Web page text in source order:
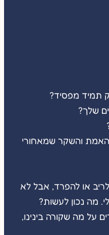
תמיד מפסיד?
שלך?
האמת והשקר שמאחורי
או להפרד, אבל לא
מה נכון לעשות?
על מה שקורה בינינו,